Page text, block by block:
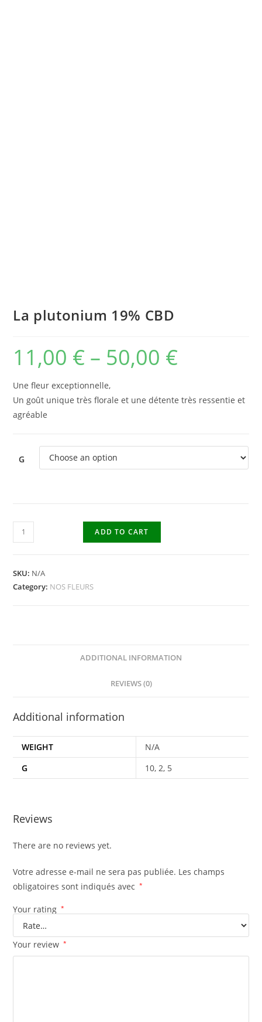
La plutonium 19% CBD
11,00 € – 50,00 €
Une fleur exceptionnelle,
Un goût unique très florale et une détente très ressentie et
agréable
G
ADD TO CART
SKU: N/A
Category: NOS FLEURS
ADDITIONAL INFORMATION
REVIEWS (0)
Additional information
WEIGHT
N/A
G
10, 2, 5
Reviews
There are no reviews yet.
Votre adresse e-mail ne sera pas publiée. Les champs
obligatoires sont indiqués avec
*
Your rating *
Your review *